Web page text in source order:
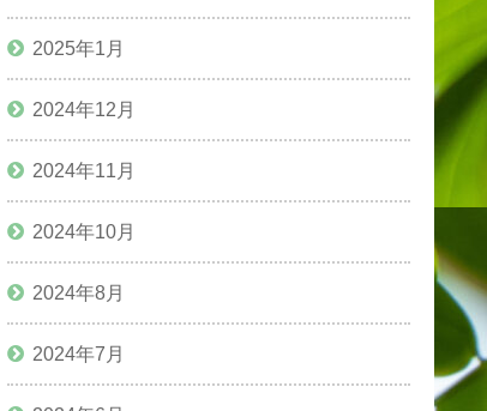
2025年1月
2024年12月
2024年11月
2024年10月
2024年8月
2024年7月